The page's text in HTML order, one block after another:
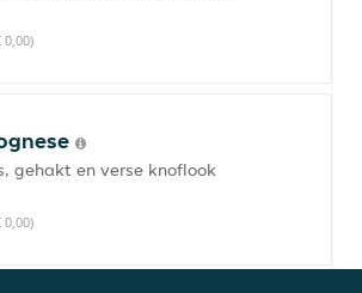
gehakt en verse knoflook